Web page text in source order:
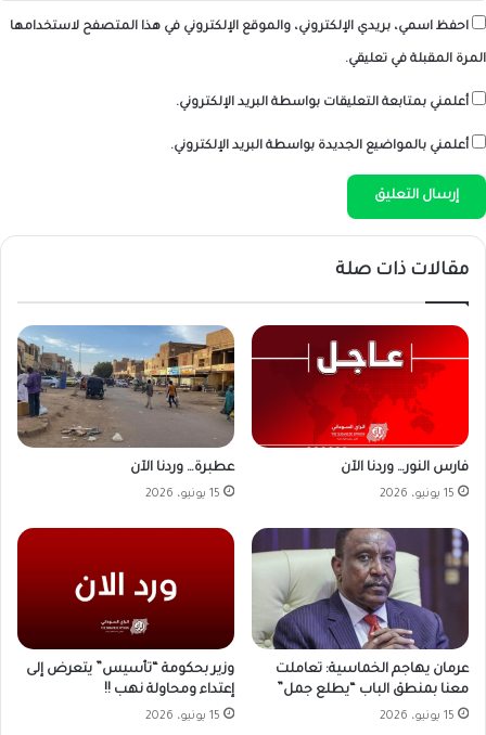
احفظ اسمي، بريدي الإلكتروني، والموقع الإلكتروني في هذا المتصفح لاستخدامها
المرة المقبلة في تعليقي.
أعلمني بمتابعة التعليقات بواسطة البريد الإلكتروني.
أعلمني بالمواضيع الجديدة بواسطة البريد الإلكتروني.
مقالات ذات صلة
فارس النور… وردنا الآن
15 يونيو، 2026
عطبرة… وردنا الآن
15 يونيو، 2026
عرمان يهاجم الخماسية: تعاملت
معنا بمنطق الباب “يطلع جمل”
15 يونيو، 2026
وزير بحكومة “تأسيس” يتعرض إلى
إعتداء ومحاولة نهب !!
15 يونيو، 2026